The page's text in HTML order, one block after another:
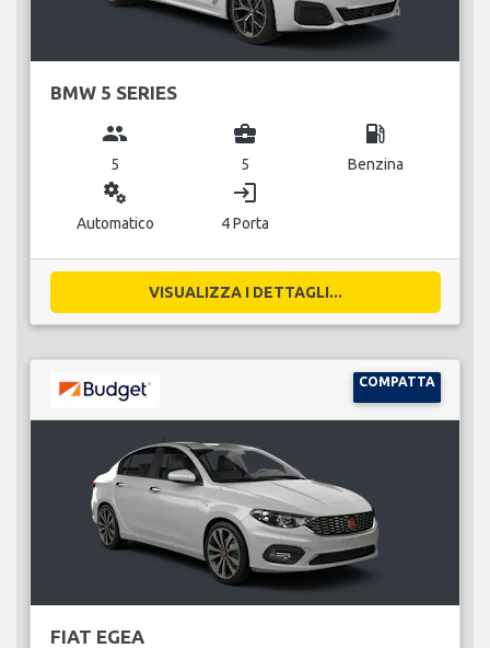
BMW 5 SERIES
group
5
business_center
5
local_gas_station
Benzina
miscellaneous_services
Automatico
login
4 Porta
VISUALIZZA I DETTAGLI...
COMPATTA
FIAT EGEA